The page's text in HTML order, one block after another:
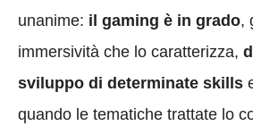
unanime: il gaming è in grado,
immersività che lo caratterizza,
sviluppo di determinate skills
quando le tematiche trattate lo